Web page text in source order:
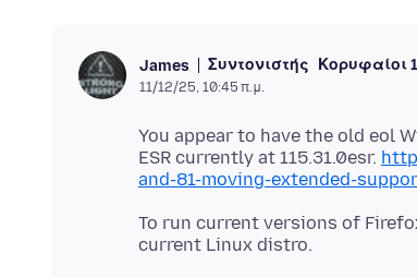
James Συντονιστής Κορυφαίοι
11/12/25, 10:45 π.μ.
You appear to have the old eol
ESR currently at 115.31.0esr.
and-81-moving-extended-
To run current versions of